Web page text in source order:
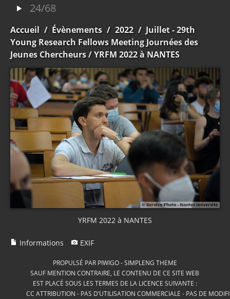
24/68
Accueil / Évènements / 2022 / Juillet - 29th
Young Research Fellows Meeting Journées des
Jeunes Chercheurs/ YRFM 2022 à NANTES
YRFM 2022 à NANTES
Informations EXIF
PROPULSÉ PAR PIWIGO-SIMPLENG THEME
SAUF MENTION CONTRAIRE, LE CONTENU DE CE SITE WEB
EST PLACÉ SOUS LES TERMES DE LA LICENCE SUIVANTE :
CC ATTRIBUTION - PAS D’UTILISATION COMMERCIALE - PAS DE